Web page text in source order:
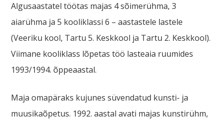
Algusaastatel töötas majas 4 sõimerühma, 3
aiarühma ja 5 kooliklassi 6 – aastastele lastele
(Veeriku kool, Tartu 5. Keskkool ja Tartu 2. Keskkool).
Viimane kooliklass lõpetas töö lasteaia ruumides
1993/1994. õppeaastal.
Maja omapäraks kujunes süvendatud kunsti- ja
muusikaõpetus. 1992. aastal avati majas kunstirühm,